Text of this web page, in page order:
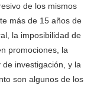
de los mismos
más de 15 años de
la imposibilidad de
promociones, la
investigación, y la
son algunos de los